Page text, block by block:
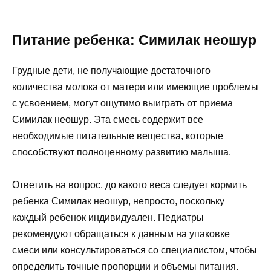
Питание ребенка: Симилак неошур
Грудные дети, не получающие достаточного
количества молока от матери или имеющие проблемы
с усвоением, могут ощутимо выиграть от приема
Симилак неошур. Эта смесь содержит все
необходимые питательные вещества, которые
способствуют полноценному развитию малыша.
Ответить на вопрос, до какого веса следует кормить
ребенка Симилак неошур, непросто, поскольку
каждый ребенок индивидуален. Педиатры
рекомендуют обращаться к данным на упаковке
смеси или консультироваться со специалистом, чтобы
определить точные пропорции и объемы питания.